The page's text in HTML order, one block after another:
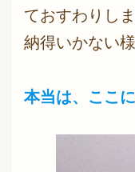
ておすわりし
納得いかない
本当は、ここ